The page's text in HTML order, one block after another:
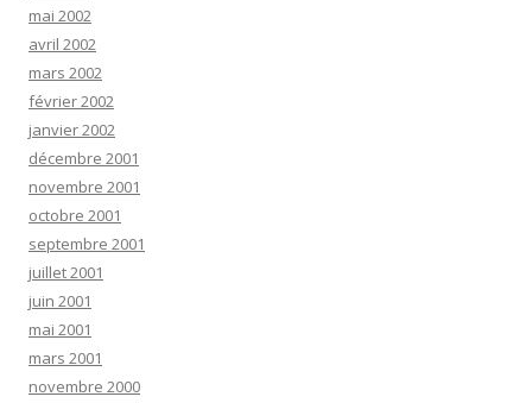
mai 2002
avril 2002
mars 2002
février 2002
janvier 2002
décembre 2001
novembre 2001
octobre 2001
septembre 2001
juillet 2001
juin 2001
mai 2001
mars 2001
novembre 2000